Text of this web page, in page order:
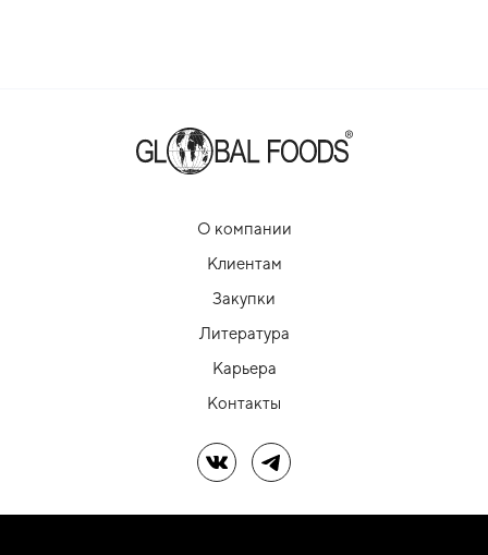
О компании
Клиентам
Закупки
Литература
Карьера
Контакты
Мы в ВКМы в Telegram